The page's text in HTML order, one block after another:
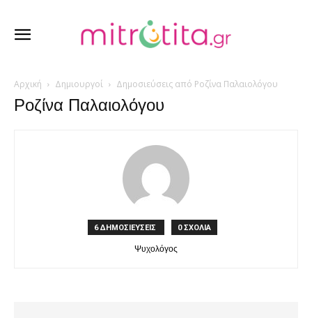
Αρχική Δημιουργοί Δημοσιεύσεις από Ροζίνα Παλαιολόγου
Ροζίνα Παλαιολόγου
6 ΔΗΜΟΣΙΕΥΣΕΙΣ 0 ΣΧΟΛΙΑ
Ψυχολόγος